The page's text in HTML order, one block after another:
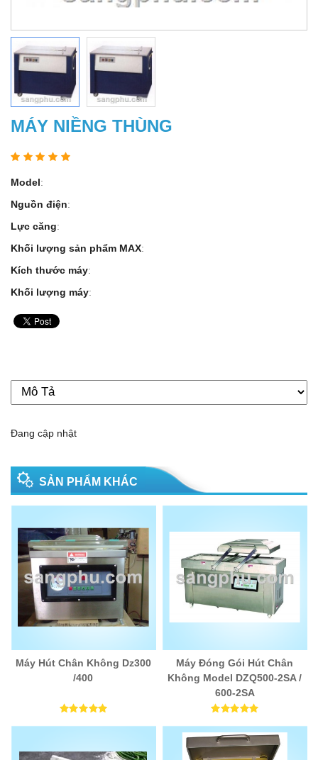
MÁY NIỀNG THÙNG
Model:
Nguồn điện:
Lực căng:
Khối lượng sản phẩm MAX:
Kích thước máy:
Khối lượng máy:
Đang cập nhật
SẢN PHẨM KHÁC
Máy Hút Chân Không Dz300
/400
Máy Đóng Gói Hút Chân
Không Model DZQ500-2SA /
600-2SA